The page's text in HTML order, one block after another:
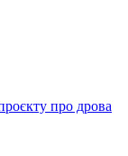
про дрова